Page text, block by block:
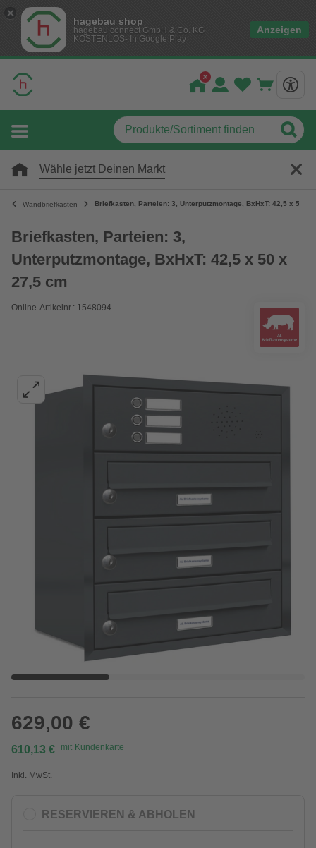
hagebau shop
hagebau connect GmbH & Co. KG
KOSTENLOS- In Google Play
Anzeigen
Wähle jetzt Deinen Markt
Wandbriefkästen Briefkasten, Parteien: 3, Unterputzmontage, BxHxT: 42,5 x 50 x
Briefkasten, Parteien: 3,
Unterputzmontage, BxHxT: 42,5 x 50 x
27,5 cm
Online-Artikelnr.: 1548094
629,00 €
610,13 € mit Kundenkarte
Inkl. MwSt.
RESERVIEREN & ABHOLEN